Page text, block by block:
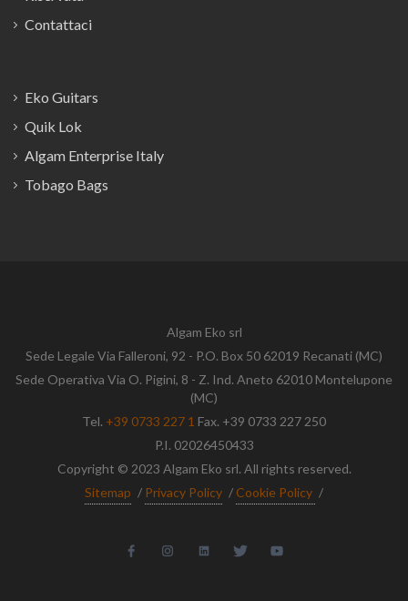
Contattaci
Eko Guitars
Quik Lok
Algam Enterprise Italy
Tobago Bags
Algam Eko srl
Sede Legale Via Falleroni, 92 - P.O. Box 50 62019 Recanati (MC)
Sede Operativa Via O. Pigini, 8 - Z. Ind. Aneto 62010 Montelupone
(MC)
Tel. +39 0733 227 1 Fax. +39 0733 227 250
P.I. 02026450433
Copyright © 2023 Algam Eko srl. All rights reserved.
Sitemap / Privacy Policy / Cookie Policy /